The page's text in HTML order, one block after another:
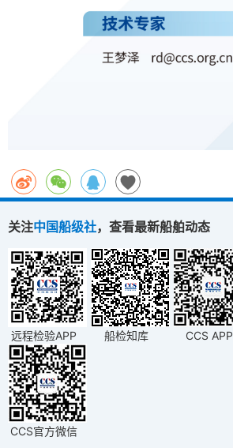
关注中国船级社，查看最新船舶动态
远程检验APP 船检知库 CCS APP
CCS官方微信